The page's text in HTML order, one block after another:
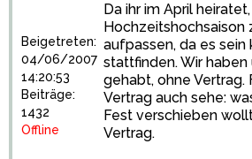
Beigetreten:
04/06/2007
14:20:53
Beiträge:
1432
Offline
Da ihr im April
Hochzeitshochsaison
aufpassen, da es
stattfinden. Wir
gehabt, ohne Vertrag.
Vertrag auch sehe:
Fest verschieben
Vertrag.